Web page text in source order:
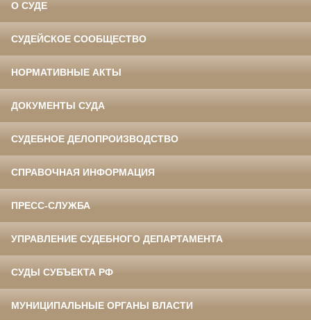
О СУДЕ
СУДЕЙСКОЕ СООБЩЕСТВО
НОРМАТИВНЫЕ АКТЫ
ДОКУМЕНТЫ СУДА
СУДЕБНОЕ ДЕЛОПРОИЗВОДСТВО
СПРАВОЧНАЯ ИНФОРМАЦИЯ
ПРЕСС-СЛУЖБА
УПРАВЛЕНИЕ СУДЕБНОГО ДЕПАРТАМЕНТА
СУДЫ СУБЪЕКТА РФ
МУНИЦИПАЛЬНЫЕ ОРГАНЫ ВЛАСТИ